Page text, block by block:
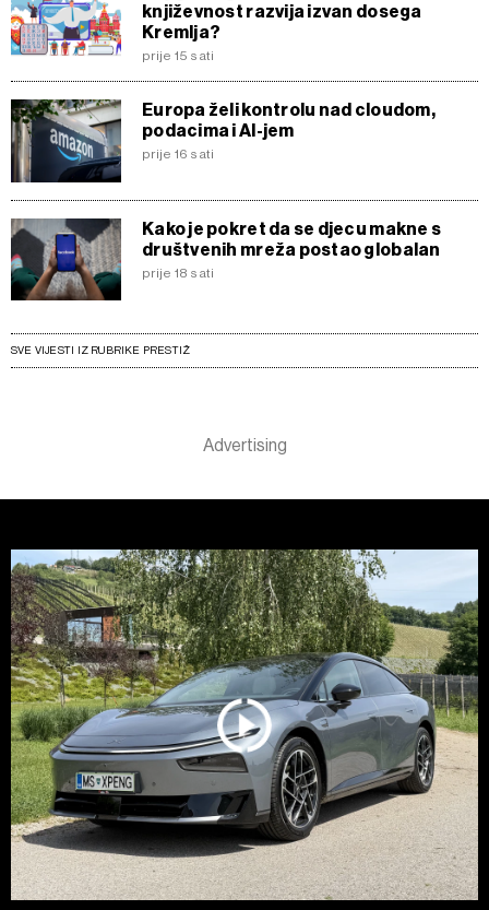
književnost razvija izvan dosega
Kremlja?
prije 15 sati
Europa želi kontrolu nad cloudom,
podacima i AI-jem
prije 16 sati
Kako je pokret da se djecu makne s
društvenih mreža postao globalan
prije 18 sati
SVE VIJESTI IZ RUBRIKE PRESTIŽ